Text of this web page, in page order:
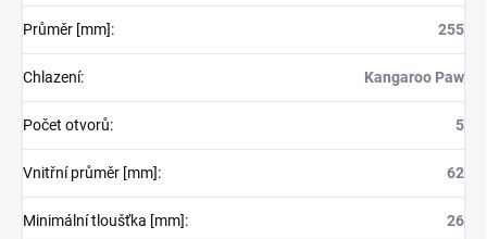
Průměr [mm]: 255
Chlazení: Kangaroo Paw
Počet otvorů: 5
Vnitřní průměr [mm]: 62
Minimální tloušťka [mm]: 26